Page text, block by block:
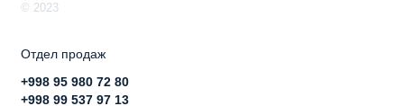
© 2023
Отдел продаж
+998 95 980 72 80
+998 99 537 97 13